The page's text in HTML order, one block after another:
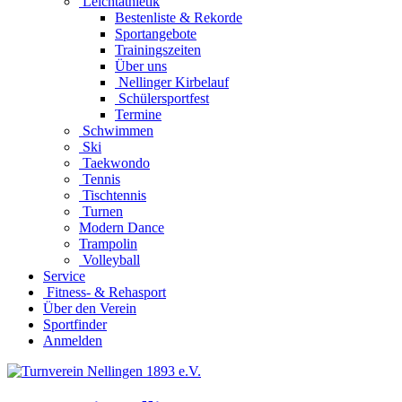
Bestenliste & Rekorde
Sportangebote
Trainingszeiten
Über uns
Nellinger Kirbelauf
Schülersportfest
Termine
Schwimmen
Ski
Taekwondo
Tennis
Tischtennis
Turnen
Modern Dance
Trampolin
Volleyball
Service
Fitness- & Rehasport
Über den Verein
Sportfinder
Anmelden